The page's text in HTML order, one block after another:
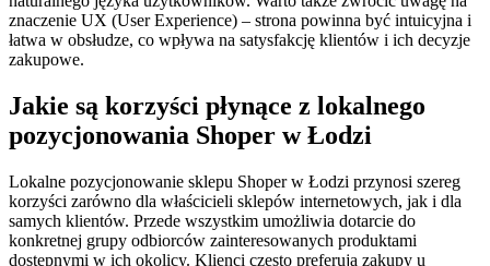
znaczenie UX (User Experience) – strona powinna być intuicyjna i
łatwa w obsłudze, co wpływa na satysfakcję klientów i ich decyzje
zakupowe.
Jakie są korzyści płynące z lokalnego
pozycjonowania Shoper w Łodzi
Lokalne pozycjonowanie sklepu Shoper w Łodzi przynosi szereg
korzyści zarówno dla właścicieli sklepów internetowych, jak i dla
samych klientów. Przede wszystkim umożliwia dotarcie do
konkretnej grupy odbiorców zainteresowanych produktami
dostępnymi w ich okolicy. Klienci często preferują zakupy u